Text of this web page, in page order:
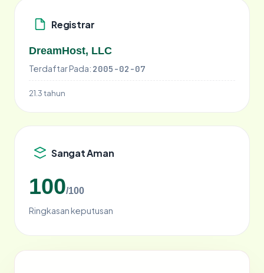
Registrar
DreamHost, LLC
Terdaftar Pada: 2005-02-07
21.3 tahun
Sangat Aman
100/100
Ringkasan keputusan